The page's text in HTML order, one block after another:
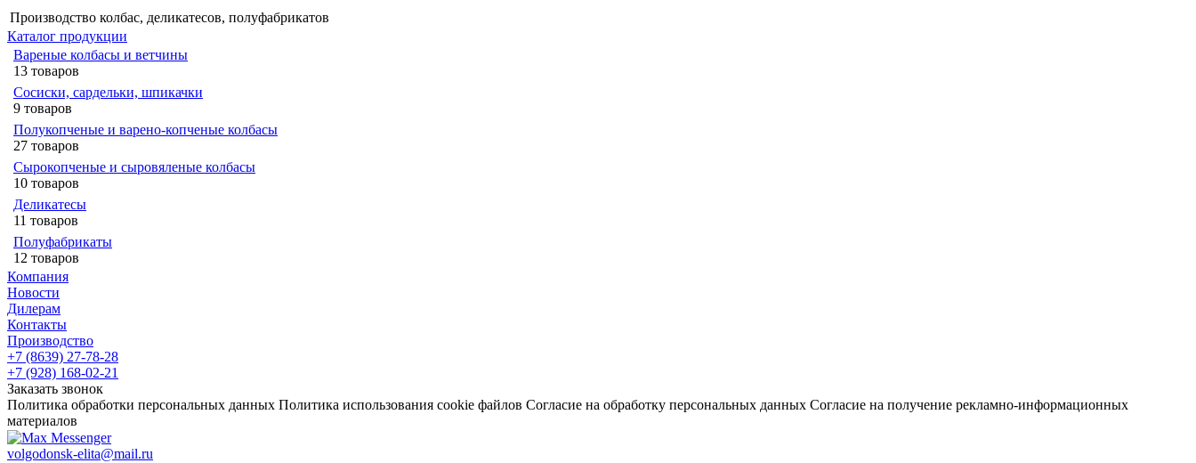
Производство колбас, деликатесов, полуфабрикатов
Каталог продукции
Вареные колбасы и ветчины
13 товаров
Сосиски, сардельки, шпикачки
9 товаров
Полукопченые и варено-копченые колбасы
27 товаров
Сырокопченые и сыровяленые колбасы
10 товаров
Деликатесы
11 товаров
Полуфабрикаты
12 товаров
Компания
Новости
Дилерам
Контакты
Производство
+7 (8639) 27-78-28
+7 (928) 168-02-21
Заказать звонок
Политика обработки персональных данных Политика использования cookie файлов Согласие на обработку персональных данных Согласие на получение рекламно-информационных
материалов
volgodonsk-elita@mail.ru